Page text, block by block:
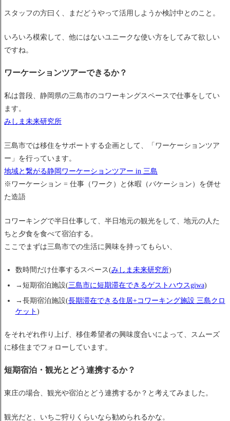
スタッフの方曰く、まだどうやって活用しようか検討中とのこと。
いろいろ模索して、他にはないユニークな使い方をしてみて欲しい
ですね。
ワーケーションツアーできるか？
私は普段、静岡県の三島市のコワーキングスペースで仕事をしてい
ます。
みしま未来研究所
三島市では移住をサポートする企画として、「ワーケーションツア
ー」を行っています。
地域と繋がる静岡ワーケーションツアー in 三島
※ワーケーション = 仕事（ワーク）と休暇（バケーション）を併せ
た造語
コワーキングで半日仕事して、半日地元の観光をして、地元の人た
ちと夕食を食べて宿泊する。
ここでまずは三島市での生活に興味を持ってもらい、
数時間だけ仕事するスペース(みしま未来研究所)
→短期宿泊施設(三島市に短期滞在できるゲストハウスgiwa)
→長期宿泊施設(長期滞在できる住居+コワーキング施設 三島クロ
ケット)
をそれぞれ作り上げ、移住希望者の興味度合いによって、スムーズ
に移住までフォローしています。
短期宿泊・観光とどう連携するか？
東庄の場合、観光や宿泊とどう連携するか？と考えてみました。
観光だと、いちご狩りくらいなら勧められるかな。